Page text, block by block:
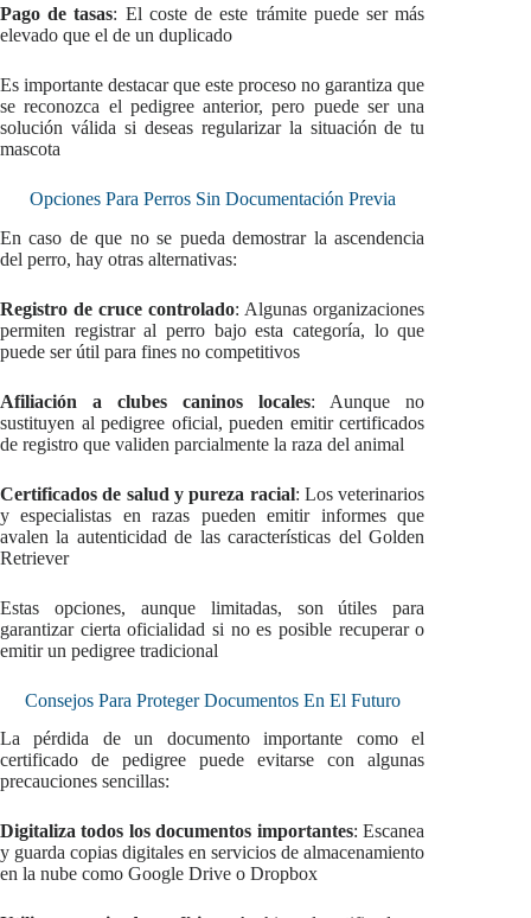
Pago de tasas: El coste de este trámite puede ser más
elevado que el de un duplicado
Es importante destacar que este proceso no garantiza que
se reconozca el pedigree anterior, pero puede ser una
solución válida si deseas regularizar la situación de tu
mascota
Opciones Para Perros Sin Documentación Previa
En caso de que no se pueda demostrar la ascendencia
del perro, hay otras alternativas:
Registro de cruce controlado: Algunas organizaciones
permiten registrar al perro bajo esta categoría, lo que
puede ser útil para fines no competitivos
Afiliación a clubes caninos locales: Aunque no
sustituyen al pedigree oficial, pueden emitir certificados
de registro que validen parcialmente la raza del animal
Certificados de salud y pureza racial: Los veterinarios
y especialistas en razas pueden emitir informes que
avalen la autenticidad de las características del Golden
Retriever
Estas opciones, aunque limitadas, son útiles para
garantizar cierta oficialidad si no es posible recuperar o
emitir un pedigree tradicional
Consejos Para Proteger Documentos En El Futuro
La pérdida de un documento importante como el
certificado de pedigree puede evitarse con algunas
precauciones sencillas:
Digitaliza todos los documentos importantes: Escanea
y guarda copias digitales en servicios de almacenamiento
en la nube como Google Drive o Dropbox